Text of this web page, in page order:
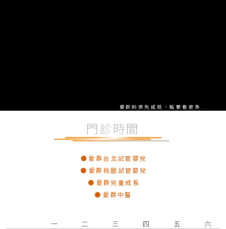
愛群的領先成就，點擊看更多...
門診時間
愛群台北試管嬰兒
愛群桃園試管嬰兒
愛群兒童成長
愛群中醫
一 二 三 四 五 六